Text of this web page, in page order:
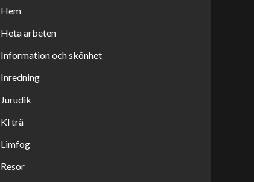
Hem
Heta arbeten
Information och skönhet
Inredning
Jurudik
Kl trä
Limfog
Resor